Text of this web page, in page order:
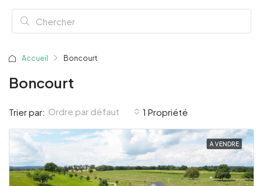
Accueil Boncourt
Boncourt
1 Propriété
Trier par: Ordre par défaut
A VENDRE